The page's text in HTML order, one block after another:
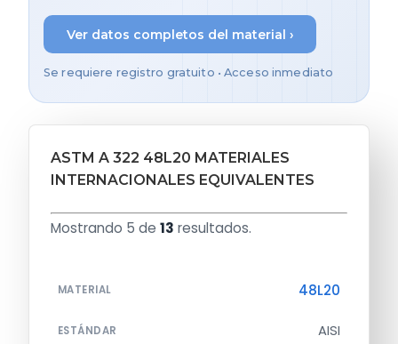
Ver datos completos del material ›
Se requiere registro gratuito • Acceso inmediato
ASTM A 322 48L20 MATERIALES
INTERNACIONALES EQUIVALENTES
Mostrando 5 de 13 resultados.
MATERIAL 48L20
ESTÁNDAR AISI